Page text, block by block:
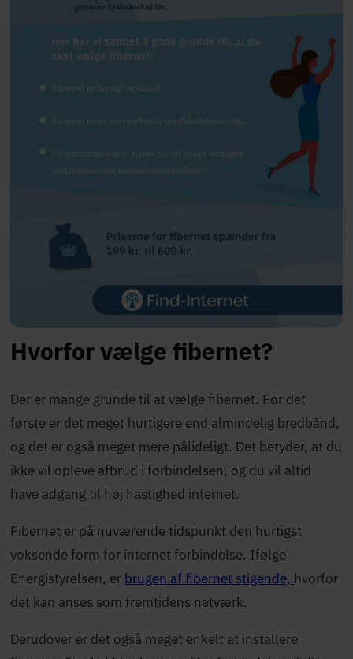
Hvorfor vælge fibernet?
Der er mange grunde til at vælge fibernet. For det
første er det meget hurtigere end almindelig bredbånd,
og det er også meget mere pålideligt. Det betyder, at du
ikke vil opleve afbrud i forbindelsen, og du vil altid
have adgang til høj hastighed internet.
Fibernet er på nuværende tidspunkt den hurtigst
voksende form for internet forbindelse. Ifølge
Energistyrelsen, er brugen af fibernet stigende, hvorfor
det kan anses som fremtidens netværk.
Derudover er det også meget enkelt at installere